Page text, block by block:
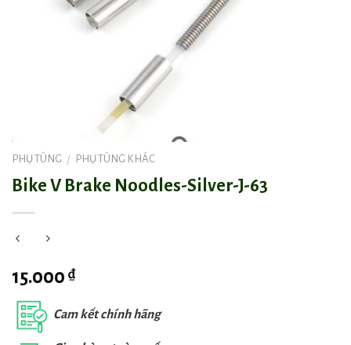
PHỤ TÙNG / PHỤ TÙNG KHÁC
Bike V Brake Noodles-Silver-J-63
15.000 ₫
Cam kết chính hãng